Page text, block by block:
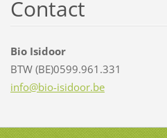
Contact
Bio Isidoor
BTW (BE)0599.961.331
info@bio-isidoor.be